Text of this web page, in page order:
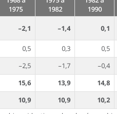
1975
1982
1990
–2,1 –1,4 0,1
0,5 0,3 0,5
–2,5 –1,7 –0,4
15,6 13,9 14,8
10,9 10,9 10,2